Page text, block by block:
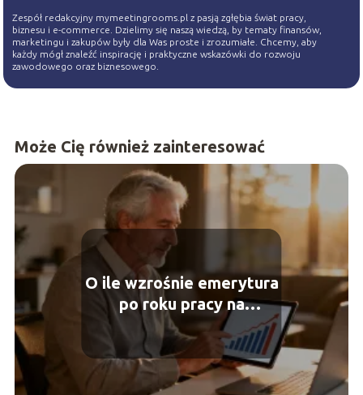
Zespół redakcyjny mymeetingrooms.pl z pasją zgłębia świat pracy,
biznesu i e-commerce. Dzielimy się naszą wiedzą, by tematy finansów,
marketingu i zakupów były dla Was proste i zrozumiałe. Chcemy, aby
każdy mógł znaleźć inspirację i praktyczne wskazówki do rozwoju
zawodowego oraz biznesowego.
Może Cię również zainteresować
O ile wzrośnie emerytura
po roku pracy na
emeryturze?